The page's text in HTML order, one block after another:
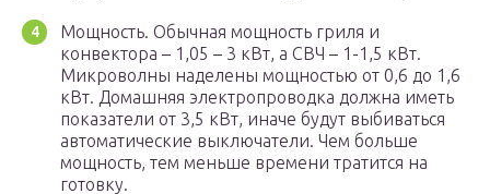
Мощность. Обычная мощность гриля и
конвектора – 1,05 – 3 кВт, а СВЧ – 1-1,5 кВт.
Микроволны наделены мощностью от 0,6 до 1,6
кВт. Домашняя электропроводка должна иметь
показатели от 3,5 кВт, иначе будут выбиваться
автоматические выключатели. Чем больше
мощность, тем меньше времени тратится на
готовку.